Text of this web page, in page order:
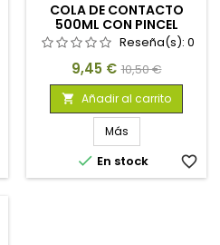
COLA DE CONTACTO
500ML CON PINCEL
APLICADOR
Reseña(s): 0
Precio
9,45 € Precio
base
10,50 €
 Añadir al carrito
Más
 En stock favorite_border